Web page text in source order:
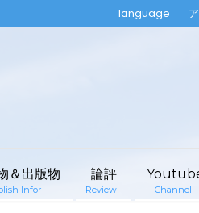
language
Infor
＆出版物
Review
論評
Channel